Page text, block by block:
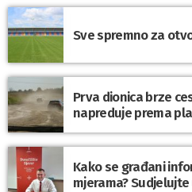
Sve spremno za
Prva dionica brze
napreduje prema
Kako se građani
mjerama?